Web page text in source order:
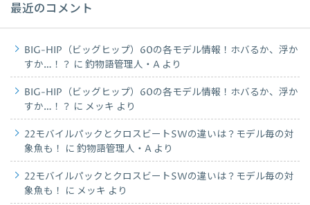
最近のコメント
BIG-HIP（ビッグヒップ）60の各モデル情報！ホバるか、浮か
すか…！？ に 釣物語管理人・A より
BIG-HIP（ビッグヒップ）60の各モデル情報！ホバるか、浮か
すか…！？ に メッキ より
22モバイルパックとクロスビートSWの違いは？モデル毎の対
象魚も！
に 釣物語管理人・A より
22モバイルパックとクロスビートSWの違いは？モデル毎の対
象魚も！
に メッキ より